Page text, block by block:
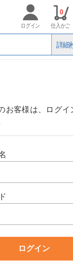
詳細
ログイン 仕入かご
0
お客様は、ログ